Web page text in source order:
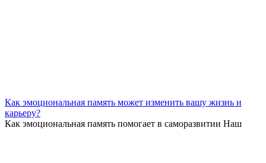
Как эмоциональная память может изменить вашу жизнь и
карьеру?
Как эмоциональная память помогает в саморазвитии Наш